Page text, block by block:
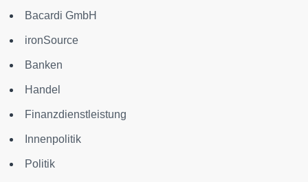
Bacardi GmbH
ironSource
Banken
Handel
Finanzdienstleistung
Innenpolitik
Politik